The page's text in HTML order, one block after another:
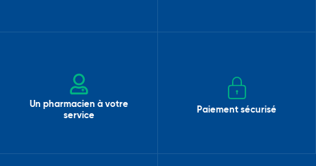
Un pharmacien à votre
service
Paiement sécurisé